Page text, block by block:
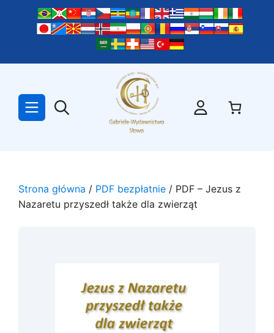
Strona główna / PDF bezpłatnie / PDF – Jezus z
Nazaretu przyszedł także dla zwierząt